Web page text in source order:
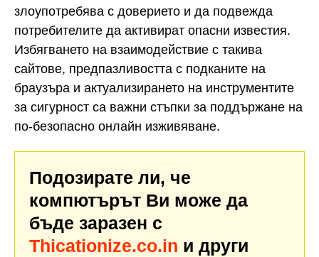
злоупотребява с доверието и да подвежда
потребителите да активират опасни известия.
Избягването на взаимодействие с такива
сайтове, предпазливостта с подканите на
браузъра и актуализирането на инструментите
за сигурност са важни стъпки за поддържане на
по-безопасно онлайн изживяване.
Подозирате ли, че
компютърът Ви може да
бъде заразен с
Thicationize.co.in и други